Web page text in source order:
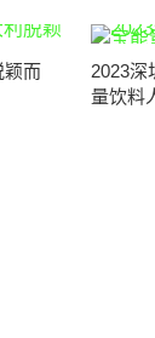
颖而
2023深
量饮料